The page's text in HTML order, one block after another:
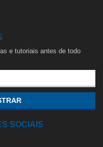
e tutoriais antes de todo
SOCIAIS